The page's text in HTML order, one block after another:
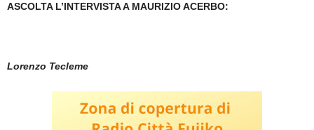
ASCOLTA L’INTERVISTA A MAURIZIO ACERBO:
Lorenzo Tecleme